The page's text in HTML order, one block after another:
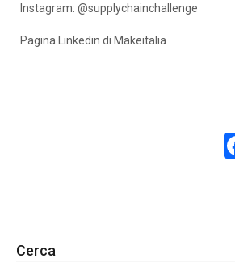
Instagram: @supplychainchallenge
Pagina Linkedin di Makeitalia
Cerca